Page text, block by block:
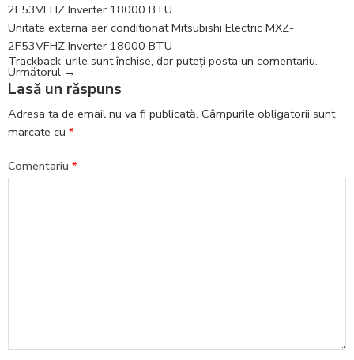
2F53VFHZ Inverter 18000 BTU
Unitate externa aer conditionat Mitsubishi Electric MXZ-
2F53VFHZ Inverter 18000 BTU
Trackback-urile sunt închise, dar puteți posta un comentariu.
Următorul →
Lasă un răspuns
Adresa ta de email nu va fi publicată. Câmpurile obligatorii sunt
marcate cu *
Comentariu *